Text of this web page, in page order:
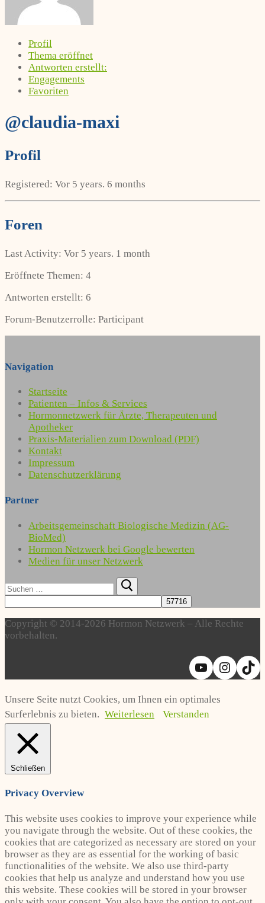
Profil
Thema eröffnet
Antworten erstellt:
Engagements
Favoriten
@claudia-maxi
Profil
Registered: Vor 5 years. 6 months
Foren
Last Activity: Vor 5 years. 1 month
Eröffnete Themen: 4
Antworten erstellt: 6
Forum-Benutzerrolle: Participant
Navigation
Startseite
Patienten – Infos & Services
Hormonnetzwerk für Ärzte, Therapeuten und
Apotheker
Praxis-Materialien zum Download (PDF)
Kontakt
Impressum
Datenschutzerklärung
Partner
Arbeitsgemeinschaft Biologische Medizin (AG-
BioMed)
Hormon Netzwerk bei Google bewerten
Medien für unser Netzwerk
Suchen
nach:
Copyright © 2014-2026 Hormon Netzwerk – Alle Rechte
vorbehalten.
YouTube
Unsere Seite nutzt Cookies, um Ihnen ein optimales
Surferlebnis zu bieten. Weiterlesen Verstanden
Schließen
Privacy Overview
This website uses cookies to improve your experience while
you navigate through the website. Out of these cookies, the
cookies that are categorized as necessary are stored on your
browser as they are as essential for the working of basic
functionalities of the website. We also use third-party
cookies that help us analyze and understand how you use
this website. These cookies will be stored in your browser